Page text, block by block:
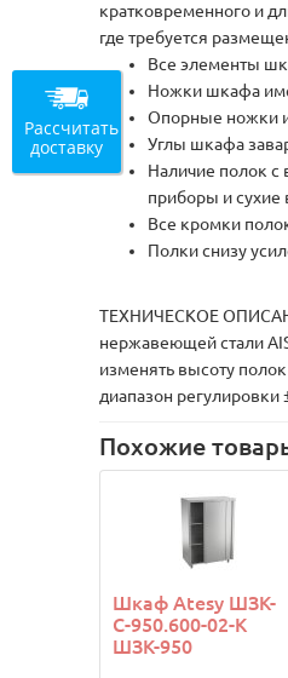
кратковременного и
где требуется
Все элементы
Ножки шкафа
Опорные ножки
Углы шкафа
Наличие полок с
приборы и сухие
Все кромки
Полки снизу
ТЕХНИЧЕСКОЕ
нержавеющей стали
изменять высоту
диапазон регулировки
Похожие
Шкаф Atesy ШЗК-
С-950.600-02-К
ШЗК-950
Рассчитать
доставку